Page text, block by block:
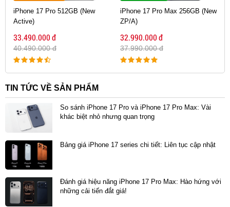
iPhone 17 Pro 512GB (New
Active)
33.490.000 đ
40.490.000 đ
iPhone 17 Pro Max 256GB (New
ZP/A)
32.990.000 đ
37.990.000 đ
TIN TỨC VỀ SẢN PHẨM
So sánh iPhone 17 Pro và iPhone 17 Pro Max: Vài
khác biệt nhỏ nhưng quan trọng
Bảng giá iPhone 17 series chi tiết: Liên tục cập nhật
Đánh giá hiệu năng iPhone 17 Pro Max: Hào hứng với
những cải tiến đắt giá!